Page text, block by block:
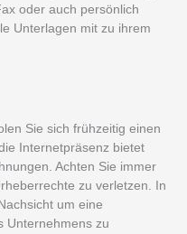
oder auch persönlich
Unterlagen mit zu ihrem
Sie sich frühzeitig einen
die Internetpräsenz bietet
Achten Sie immer
zu verletzen. In
um eine
Unternehmens zu